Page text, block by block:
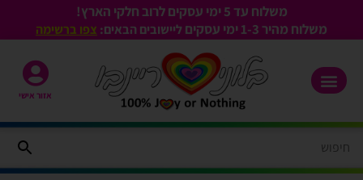
משלוח עד 5 ימי עסקים לרוב חלקי הארץ!
משלוח מהיר 1-3
ימי עסקים ליישובים הבאים: צפו ברשימה
אזור אישי